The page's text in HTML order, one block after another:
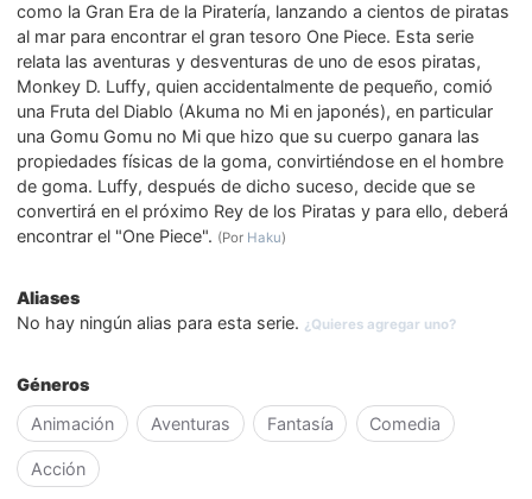
como la Gran Era de la Piratería, lanzando a cientos de piratas
al mar para encontrar el gran tesoro One Piece. Esta serie
relata las aventuras y desventuras de uno de esos piratas,
Monkey D. Luffy, quien accidentalmente de pequeño, comió
una Fruta del Diablo (Akuma no Mi en japonés), en particular
una Gomu Gomu no Mi que hizo que su cuerpo ganara las
propiedades físicas de la goma, convirtiéndose en el hombre
de goma. Luffy, después de dicho suceso, decide que se
convertirá en el próximo Rey de los Piratas y para ello, deberá
encontrar el "One Piece". (Por Haku)
Aliases
No hay ningún alias para esta serie. ¿Quieres agregar uno?
Géneros
Animación
Aventuras Fantasía Comedia
Acción